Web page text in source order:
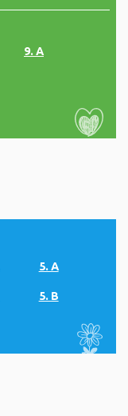
9. A
5. A
5. B